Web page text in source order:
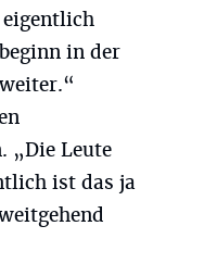
in der
„Die Leute
ist das ja